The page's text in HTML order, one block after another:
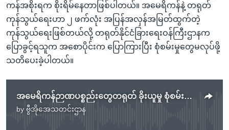
ကန်အစိုးရက စိုးရိမ်နေတာဖြစ်ပါတယ်။ အမေရိကန်နဲ့ တရုတ်
ကုန်သွယ်ရေးဟာ ၂ ဖက်လုံး အပြန်အလှန်အမြတ်ထွက်တဲ့
ကုန်သွယ်ရေးဖြစ်တယ်လို့ တရုတ်နိုင်ငံခြားရေးဝန်ကြီးဌာနက
ပြောခွင့်ရသူက အစောပိုင်းက ပြောကြားပြီး စုံစမ်းမှုတွေမလုပ်ဖို့
သတိပေးခဲ့ပါတယ်။
အမေရိကန်ဉာဏပစ္စည်းတွေတရုတ် ခိုးယူမှု စုံစမ်းဖို့ Trump အမိန့်ထုတ်
by ဗွီအိုအေသတင်းဌာန
No media source currently available